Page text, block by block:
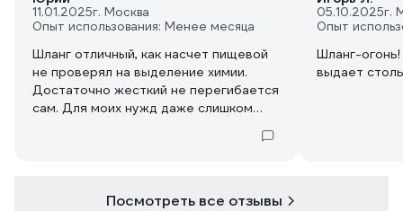
11.01.2025г. Москва
Опыт использования: Менее месяца
Шланг отличный, как насчет пищевой
не проверял на выделение химии.
Достаточно жесткий не перегибается
сам. Для моих нужд даже слишком
05.10.2025г.
Опыт
Шланг-огонь! 4,5 атмосферы (насос
выдает
Посмотреть все отзывы